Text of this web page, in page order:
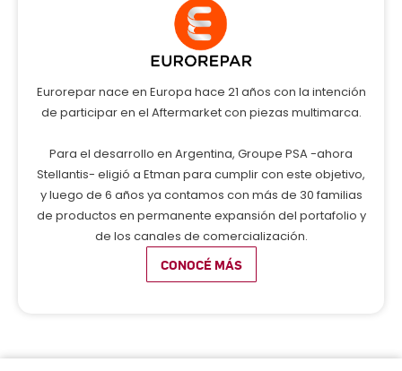
Eurorepar nace en Europa hace 21 años con la intención
de participar en el Aftermarket con piezas multimarca.
Para el desarrollo en Argentina, Groupe PSA -ahora
Stellantis- eligió a Etman para cumplir con este objetivo,
y luego de 6 años ya contamos con más de 30 familias
de productos en permanente expansión del portafolio y
de los canales de comercialización.
CONOCÉ MÁS